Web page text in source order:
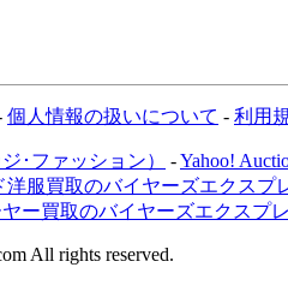
個人情報の扱いについて - 利用
･ファッション） -Yahoo!
洋服買取のバイヤーズエクスプ
ー買取のバイヤーズエクスプ
All rights reserved.